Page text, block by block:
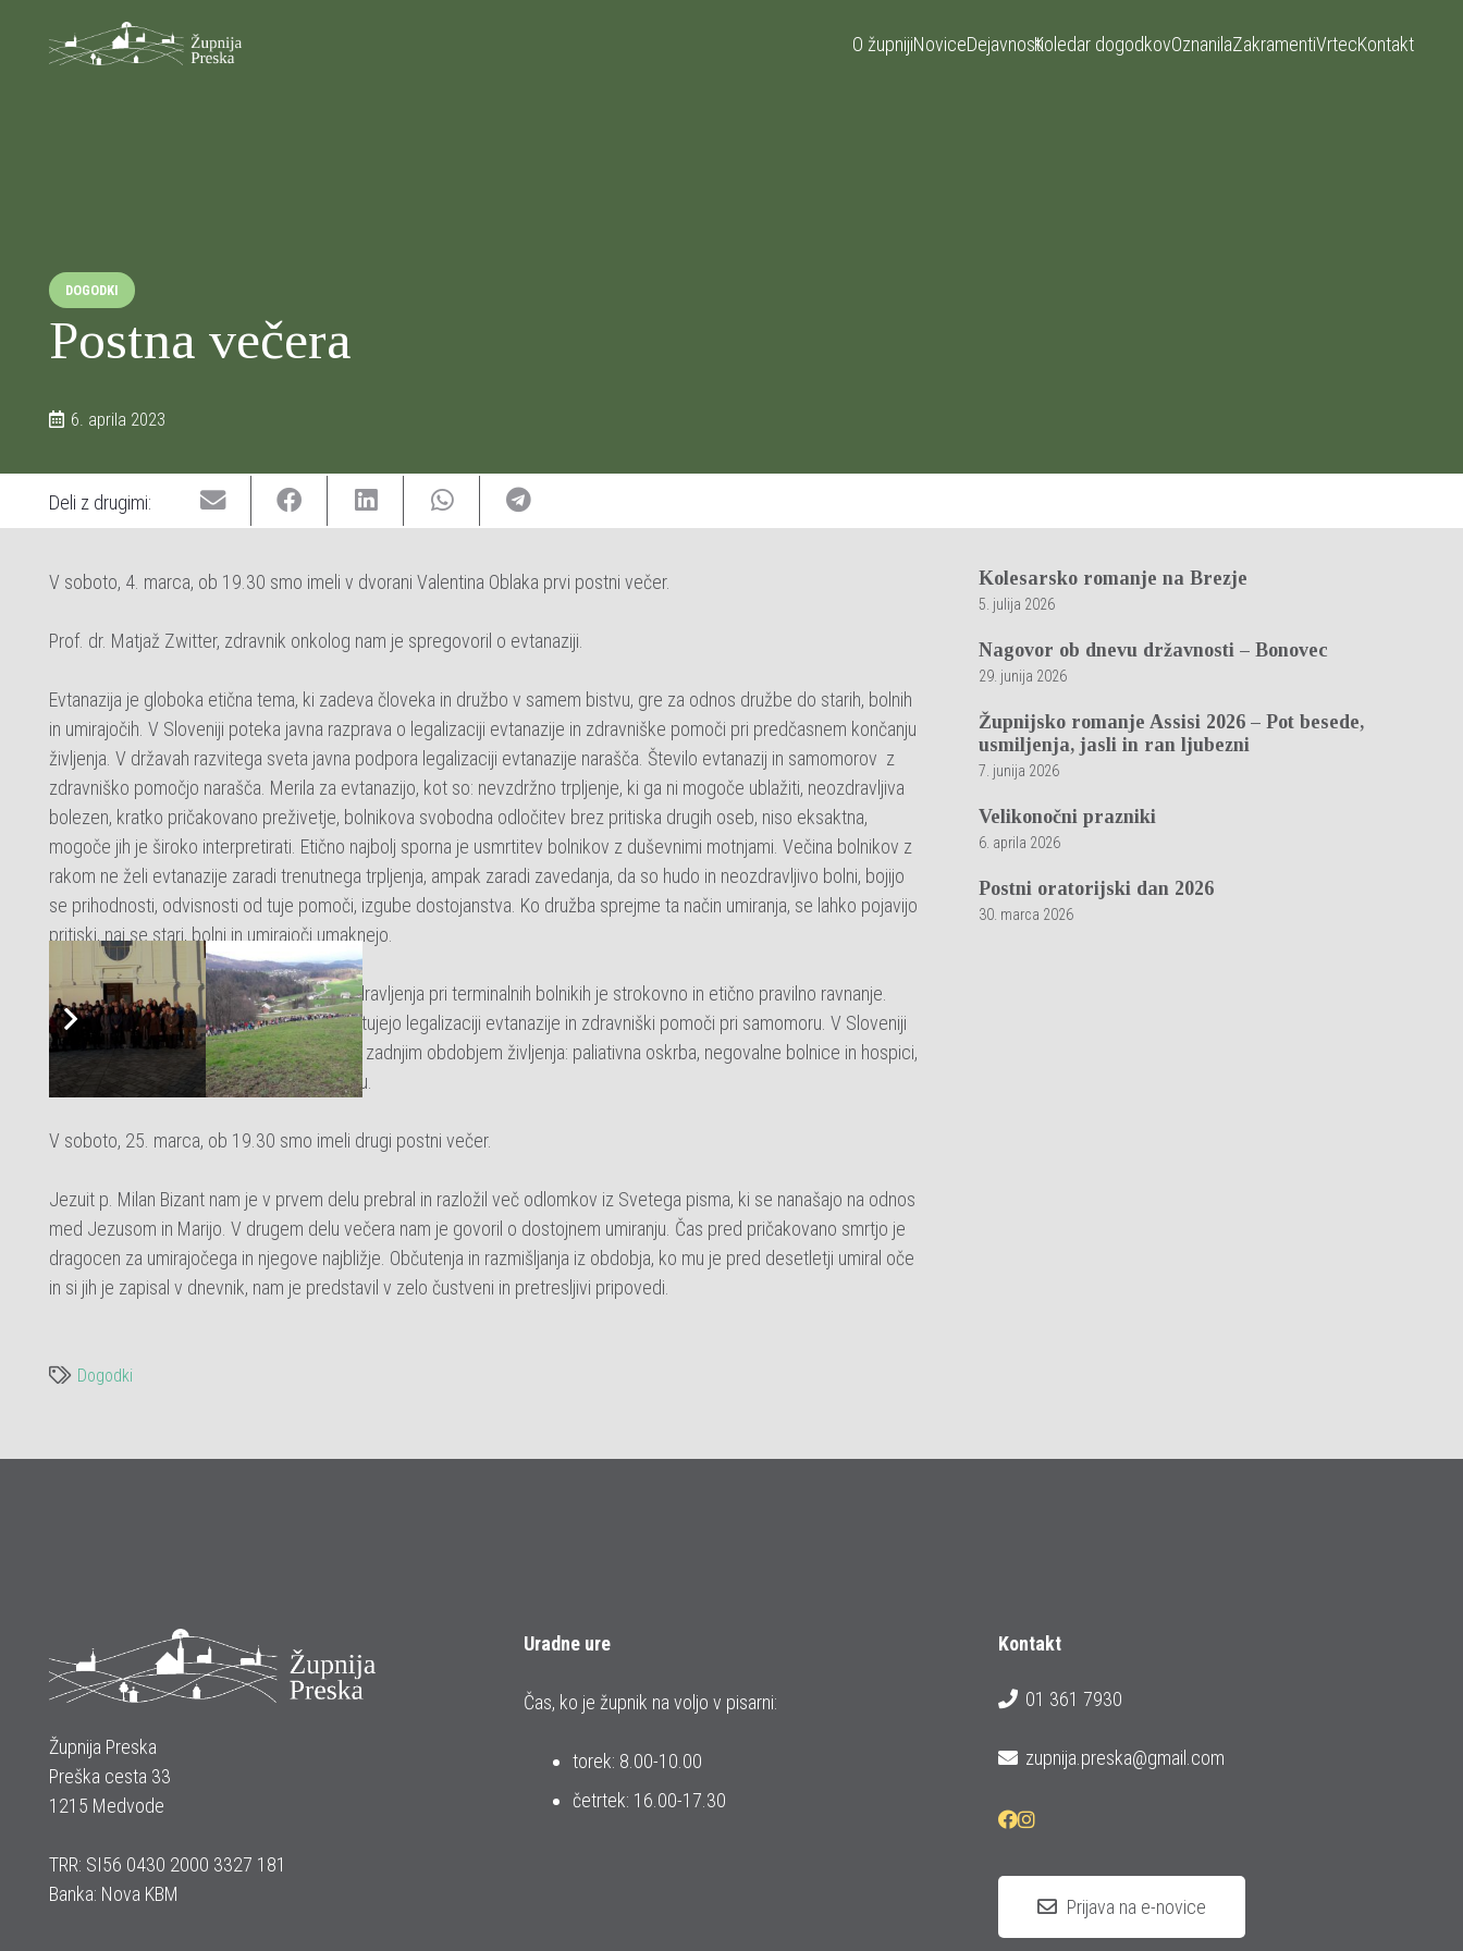
O župnijiNoviceDejavnostiKoledar dogodkovOznanilaZakramentiVrtecKontakt
DOGODKI
Postna večera
6. aprila 2023
Deli z drugimi:
V soboto, 4. marca, ob 19.30 smo imeli v dvorani Valentina Oblaka prvi postni večer.
Prof. dr. Matjaž Zwitter, zdravnik onkolog nam je spregovoril o evtanaziji.
Evtanazija je globoka etična tema, ki zadeva človeka in družbo v samem bistvu, gre za odnos družbe do starih, bolnih
in umirajočih. V Sloveniji poteka javna razprava o legalizaciji evtanazije in zdravniške pomoči pri predčasnem končanju
življenja. V državah razvitega sveta javna podpora legalizaciji evtanazije narašča. Število evtanazij in samomorov z
zdravniško pomočjo narašča. Merila za evtanazijo, kot so: nevzdržno trpljenje, ki ga ni mogoče ublažiti, neozdravljiva
bolezen, kratko pričakovano preživetje, bolnikova svobodna odločitev brez pritiska drugih oseb, niso eksaktna,
mogoče jih je široko interpretirati. Etično najbolj sporna je usmrtitev bolnikov z duševnimi motnjami. Večina bolnikov z
rakom ne želi evtanazije zaradi trenutnega trpljenja, ampak zaradi zavedanja, da so hudo in neozdravljivo bolni, bojijo
se prihodnosti, odvisnosti od tuje pomoči, izgube dostojanstva. Ko družba sprejme ta način umiranja, se lahko pojavijo
pritiski, naj se stari, bolni in umirajoči umaknejo.
Opustitev neutemeljenega intenzivnega zdravljenja pri terminalnih bolnikih je strokovno in etično pravilno ravnanje.
Slovenske zdravniške organizacije nasprotujejo legalizaciji evtanazije in zdravniški pomoči pri samomoru. V Sloveniji
zanemarjamo druga vprašanja povezana z zadnjim obdobjem življenja: paliativna oskrba, negovalne bolnice in hospici,
zakon o dolgotrajni oskrbi, pomoč na domu.
V soboto, 25. marca, ob 19.30 smo imeli drugi postni večer.
Jezuit p. Milan Bizant nam je v prvem delu prebral in razložil več odlomkov iz Svetega pisma, ki se nanašajo na odnos
med Jezusom in Marijo. V drugem delu večera nam je govoril o dostojnem umiranju. Čas pred pričakovano smrtjo je
dragocen za umirajočega in njegove najbližje. Občutenja in razmišljanja iz obdobja, ko mu je pred desetletji umiral oče
in si jih je zapisal v dnevnik, nam je predstavil v zelo čustveni in pretresljivi pripovedi.
Dogodki
Kolesarsko romanje na Brezje
5. julija 2026
Nagovor ob dnevu državnosti – Bonovec
29. junija 2026
Župnijsko romanje Assisi 2026 – Pot besede,
usmiljenja, jasli in ran ljubezni
7. junija 2026
Velikonočni prazniki
6. aprila 2026
Postni oratorijski dan 2026
30. marca 2026
Župnija Preska
Preška cesta 33
1215 Medvode
TRR: SI56 0430 2000 3327 181
Banka: Nova KBM
Uradne ure
Čas, ko je župnik na voljo v pisarni:
torek: 8.00-10.00
četrtek: 16.00-17.30
Kontakt
01 361 7930
zupnija.preska@gmail.com
Prijava na e-novice